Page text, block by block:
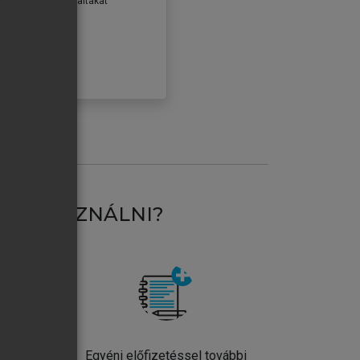
HASZNÁLNI?
Egyéni előfizetéssel további